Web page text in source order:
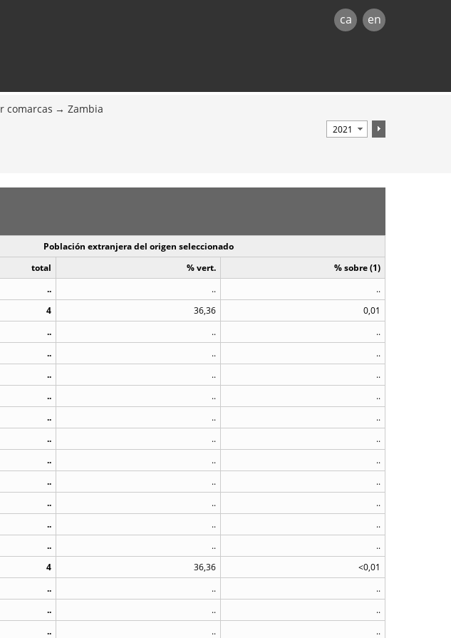
ca en
comarcas Zambia
Población extranjera del origen seleccionado
total % vert.
% sobre (1)
.. ..
..
4 36,36
0,01
.. ..
..
.. ..
..
.. ..
..
.. ..
..
.. ..
..
.. ..
..
.. ..
..
.. ..
..
.. ..
..
.. ..
..
.. ..
..
4 36,36
<0,01
.. ..
..
.. ..
..
.. ..
..